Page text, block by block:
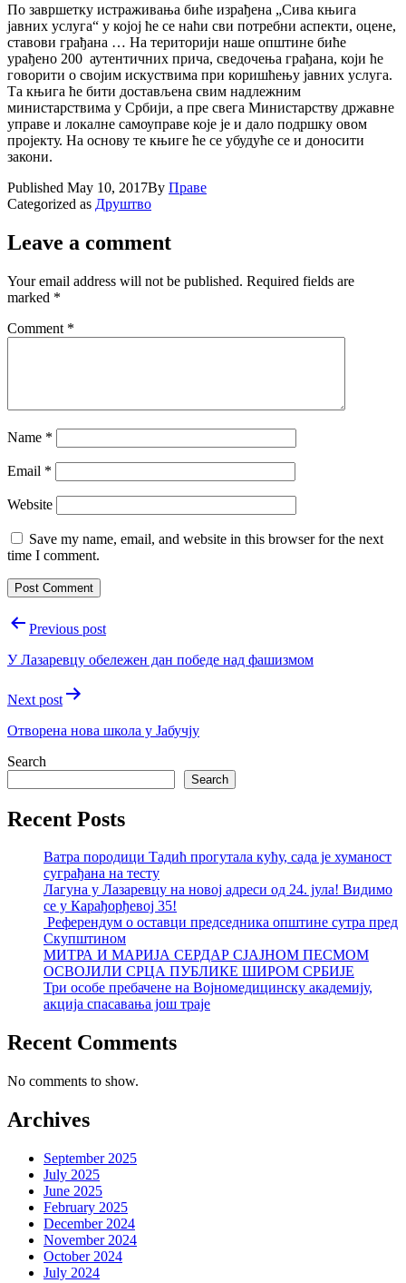
По завршетку истраживања биће израђена „Сива књига
јавних услуга“ у којој ће се наћи сви потребни аспекти, оцене,
ставови грађана … На територији наше општине биће
урађено 200 аутентичних прича, сведочења грађана, који ће
говорити о својим искуствима при коришћењу јавних услуга.
Та књига ће бити достављена свим надлежним
министарствима у Србији, а пре свега Министарству државне
управе и локалне самоуправе које је и дало подршку овом
пројекту. На основу те књиге ће се убудуће се и доносити
закони.
Published May 10, 2017By Праве
Categorized as Друштво
Leave a comment
Your email address will not be published. Required fields are
marked *
Comment *
Name *
Email *
Website
Save my name, email, and website in this browser for the next
time I comment.
PostPrevious post
У Лазаревцу обележен дан победе над фашизмом
Next post
Отворена нова школа у Јабучју
Search
Search
Recent Posts
Ватра породици Тадић прогутала кућу, сада је хуманост
суграђана на тесту
Лагуна у Лазаревцу на новој адреси од 24. јула! Видимо
се у Карађорђевој 35!
Референдум о оставци председника општине сутра пред
Скупштином
МИТРА И МАРИЈА СЕРДАР СЈАЈНОМ ПЕСМОМ
ОСВОЈИЛИ СРЦА ПУБЛИКЕ ШИРОМ СРБИЈЕ
Три особе пребачене на Војномедицинску академију,
акција спасавања још траје
Recent Comments
No comments to show.
Archives
September 2025
July 2025
June 2025
February 2025
December 2024
November 2024
October 2024
July 2024